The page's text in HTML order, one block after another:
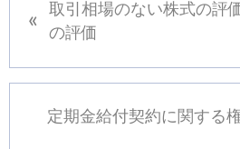
稿
«
取引相場のない株式の評
の評価
定期金給付契約に関する